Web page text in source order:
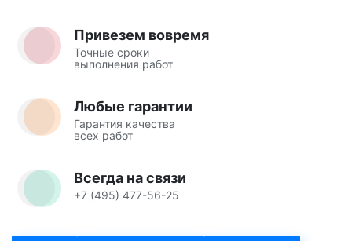
Привезем вовремя
Точные сроки
выполнения работ
Любые гарантии
Гарантия качества
всех работ
Всегда на связи
+7 (495) 477-56-25